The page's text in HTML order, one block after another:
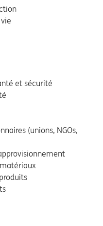
et sécurité
(unions, NGOs,